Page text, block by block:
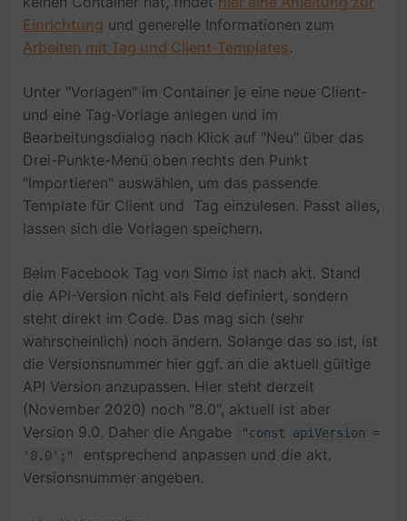
Einrichtung und generelle Informationen zum
Arbeiten mit Tag und Client-Templates.
Unter "Vorlagen" im Container je eine neue Client-
und eine Tag-Vorlage anlegen und im
Bearbeitungsdialog nach Klick auf "Neu" über das
Drei-Punkte-Menü oben rechts den Punkt
"Importieren" auswählen, um das passende
Template für Client und Tag einzulesen. Passt alles,
lassen sich die Vorlagen speichern.
Beim Facebook Tag von Simo ist nach akt. Stand
die API-Version nicht als Feld definiert, sondern
steht direkt im Code. Das mag sich (sehr
wahrscheinlich) noch ändern. Solange das so ist, ist
die Versionsnummer hier ggf. an die aktuell gültige
API Version anzupassen. Hier steht derzeit
(November 2020) noch "8.0", aktuell ist aber
Version 9.0. Daher die Angabe
"const apiVersion =
'8.0';"
entsprechend anpassen und die akt.
Versionsnummer angeben.